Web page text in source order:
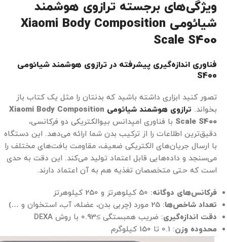
ویژگی‌های برجسته ترازوی هوشمند
شیائومی Xiaomi Body Composition
Scale S400
فناوری اندازه‌گیری پیشرفته در ترازوی هوشمند شیائومی
S400
تصور کنید ابزاری داشته باشید که بدنتان را مثل یک کتاب باز
بخواند. ترازوی هوشمند شیائومی Xiaomi Body Composition
Scale S400 با فناوری امپدانس بیوالکتریکی دو فرکانسی،
دقیق‌ترین اطلاعات را از ترکیب بدن شما ارائه می‌دهد. این دستگاه
با ارسال جریان‌های الکتریکی ضعیف، مقاومت بافت‌های مختلف را
می‌سنجد و داده‌هایی قابل اعتماد تولید می‌کند. این دقت به حدی
است که حتی متخصصان تغذیه هم به آن اعتماد دارند.
فرکانس‌های دوگانه: 50 کیلوهرتز و 250 کیلوهرتز
تعداد شاخص‌ها: 25 مورد (چربی بدن، عضله، آب، استخوان و …)
دقت اندازه‌گیری: ضریب همبستگی ≥0.93 با روش DEXA
محدوده وزن: 0.1 تا 150 کیلوگرم